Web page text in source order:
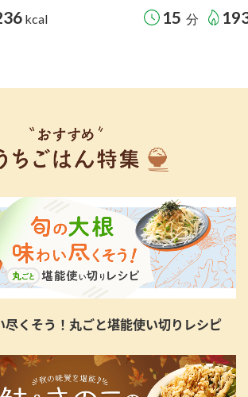
kcal 15 分
尽くそう！丸ごと堪能使い切りレシピ